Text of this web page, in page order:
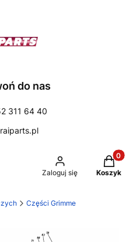
do nas
311 64 40
Zaloguj się Koszyk
Części Grimme